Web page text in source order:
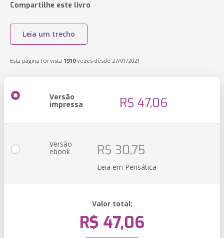
Compartilhe este livro
Leia um trecho
Esta página foi vista 1910vezes desde 27/01/2021
Versão
impressa R$ 47,06
Versão
ebook R$ 30,75
Leia em Pensática
Valor total:
R$ 47,06